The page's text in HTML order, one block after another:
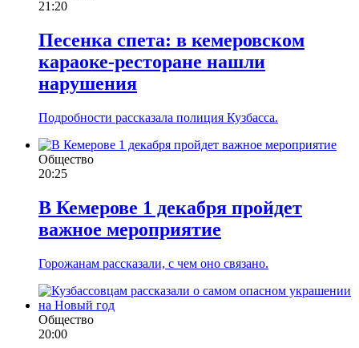
21:20
Песенка спета: в кемеровском
караоке-ресторане нашли
нарушения
Подробности рассказала полиция Кузбасса.
Общество
20:25
В Кемерове 1 декабря пройдет
важное мероприятие
Горожанам рассказали, с чем оно связано.
Общество
20:00